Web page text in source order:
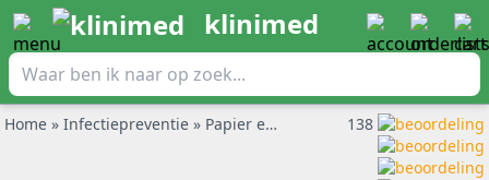
klinimed
Home » Infectiepreventie » Papier en onderzoekbankrollen »Tork
138